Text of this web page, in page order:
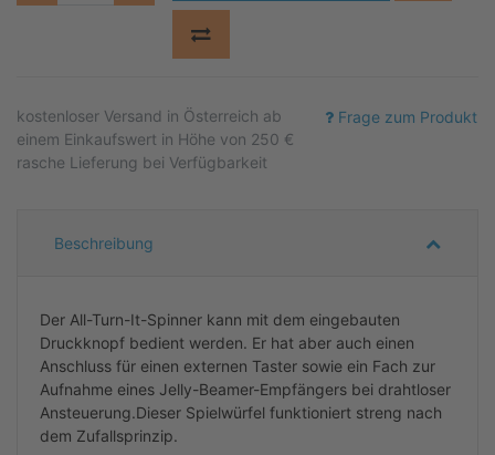
Frage zum Produkt
kostenloser Versand in Österreich ab
einem Einkaufswert in Höhe von 250 €
rasche Lieferung bei Verfügbarkeit
Beschreibung
Der All-Turn-It-Spinner kann mit dem eingebauten
Druckknopf bedient werden. Er hat aber auch einen
Anschluss für einen externen Taster sowie ein Fach zur
Aufnahme eines Jelly-Beamer-Empfängers bei drahtloser
Ansteuerung.Dieser Spielwürfel funktioniert streng nach
dem Zufallsprinzip.